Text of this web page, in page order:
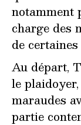
notamment
charge des
de
Au départ,
le
maraudes
partie